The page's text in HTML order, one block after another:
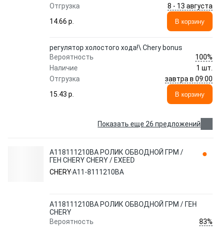
Отгрузка
8 - 13 августа
14.66 p.
В корзину
регулятор холостого хода!\ Chery bonus
Вероятность
100%
Наличие
1 шт.
Отгрузка
завтра в 09:00
15.43 p.
В корзину
Показать еще 26 предложений
A118111210BA РОЛИК ОБВОДНОЙ ГРМ /
ГЕН CHERY CHERY / EXEED
CHERYA11-8111210BA
A118111210BA РОЛИК ОБВОДНОЙ ГРМ / ГЕН
CHERY
Вероятность
83%